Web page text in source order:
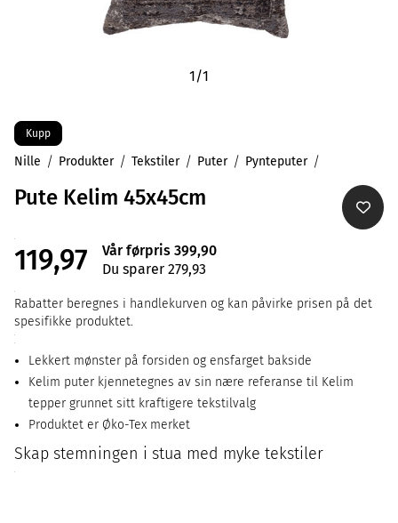
1/1
Kupp
Nille Produkter Tekstiler Puter Pynteputer
Pute Kelim 45x45cm
119,97
Vår førpris 399,90
Du sparer 279,93
Rabatter beregnes i handlekurven og kan påvirke prisen på det
spesifikke produktet.
Lekkert mønster på forsiden og ensfarget bakside
Kelim puter kjennetegnes av sin nære referanse til Kelim
tepper grunnet sitt kraftigere tekstilvalg
Produktet er Øko-Tex merket
Skap stemningen i stua med myke tekstiler